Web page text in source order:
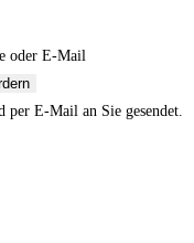
oder E-Mail
per E-Mail an Sie gesendet.